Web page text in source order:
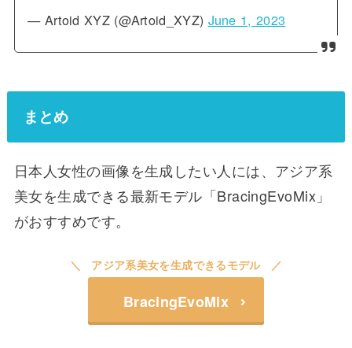
— Artoid XYZ (@Artoid_XYZ) June 1, 2023
まとめ
日本人女性の画像を生成したい人には、アジア系
美女を生成できる最新モデル「BracingEvoMix」
がおすすめです。
アジア系美女を生成できるモデル
BracingEvoMix